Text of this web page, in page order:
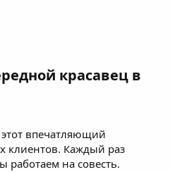
красавец в
впечатляющий
клиентов. Каждый раз
работаем на совесть.